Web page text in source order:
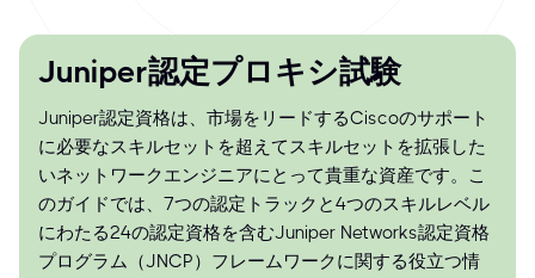
Juniper認定プロキシ試験
Juniper認定資格は、市場をリードするCiscoのサポート
に必要なスキルセットを超えてスキルセットを拡張した
いネットワークエンジニアにとって貴重な資産です。こ
のガイドでは、7つの認定トラックと4つのスキルレベル
にわたる24の認定資格を含むJuniper Networks認定資格
プログラム（JNCP）フレームワークに関する役立つ情